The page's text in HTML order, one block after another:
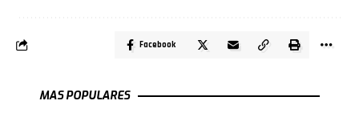
Facebook
MAS POPULARES